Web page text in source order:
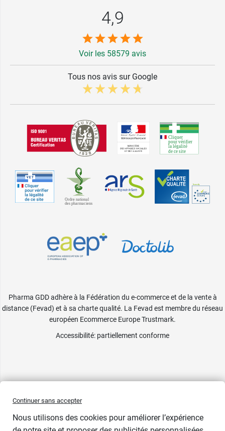
4,9
Voir les 58579 avis
Tous nos avis sur Google
Pharma GDD adhère à la Fédération du e-commerce et de la vente à
distance (Fevad) et à sa charte qualité. La Fevad est membre du réseau
européen Ecommerce Europe Trustmark.
Accessibilité: partiellement conforme
Continuer sans accepter
Nous utilisons des cookies pour améliorer l’expérience